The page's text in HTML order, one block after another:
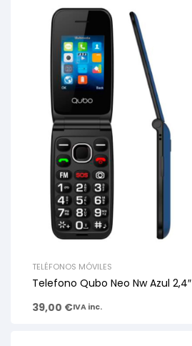
TELÉFONOS MÓVILES
Telefono Qubo Neo Nw Azul 2,4″
39,00 €IVA inc.